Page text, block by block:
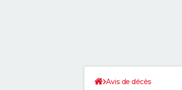
Avis de décès